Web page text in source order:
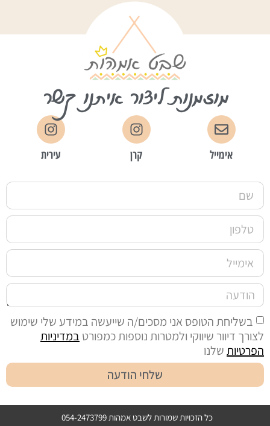
מוזמנות ליצור איתנו קשר
אימייל קרן עירית
בשליחת הטופס אני מסכים/ה שייעשה במידע שלי שימוש
לצורך דיוור שיווקי ולמטרות נוספות כמפורט במדיניות
הפרטיותשלנו
שלחי הודעה
כל הזכויות שמורות לשבט אמהות 054-2473799